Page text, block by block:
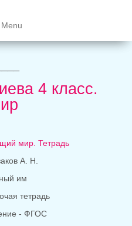
Menu
4 класс.
мир. Тетрадь
А. Н.
им
тетрадь
- ФГОС